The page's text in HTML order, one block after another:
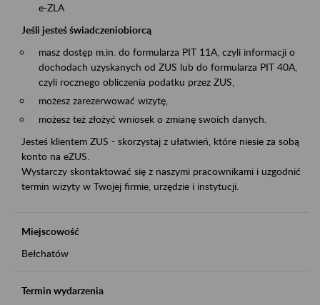
e-ZLA
Jeśli jesteś świadczeniobiorcą
masz dostęp m.in. do formularza PIT 11A, czyli informacji o
dochodach uzyskanych od ZUS lub do formularza PIT 40A,
czyli rocznego obliczenia podatku przez ZUS,
możesz zarezerwować wizytę,
możesz też złożyć wniosek o zmianę swoich danych.
Jesteś klientem ZUS - skorzystaj z ułatwień, które niesie za sobą
konto na eZUS.
Wystarczy skontaktować się z naszymi pracownikami i uzgodnić
termin wizyty w Twojej firmie, urzędzie i instytucji.
Miejscowość
Bełchatów
Termin wydarzenia